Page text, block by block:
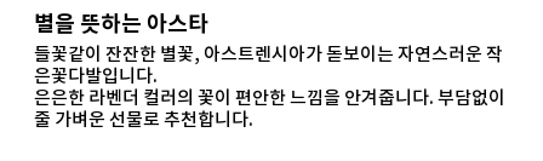
별을 뜻하는 아스타
들꽃같이 잔잔한 별꽃, 아스트렌시아가 돋보이는 자연스러운 작
은꽃다발입니다.
은은한 라벤더 컬러의 꽃이 편안한 느낌을 안겨줍니다. 부담없이
줄 가벼운 선물로 추천합니다.